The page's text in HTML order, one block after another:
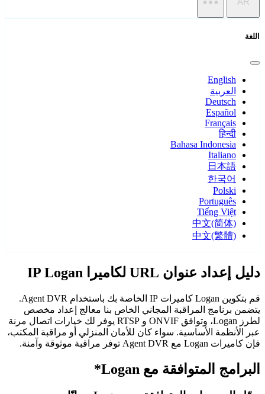
اللغة
English
العربية
Deutsch
Español
Français
हिन्दी
Bahasa Indonesia
Italiano
日本語
한국어
Polski
Português
Tiếng Việt
中文(简体)
中文(繁體)
دليل إعداد عنوان URL لكاميرا IP Logan
قم بتكوين Logan كاميرات IP الخاصة بك باستخدام Agent DVR.
يتضمن برنامج المراقبة المجاني الخاص بنا معالج إعداد مخصص
لطرز Logan، وتوافق ONVIF و RTSP يوفر لك خيارات اتصال مرنة
عبر الأنظمة الأساسية. سواء كان للأمان المنزلي أو مراقبة المكتب،
فإن كاميرات Logan مع Agent DVR توفر مراقبة موثوقة وآمنة.
البرامج المتوافقة مع Logan*